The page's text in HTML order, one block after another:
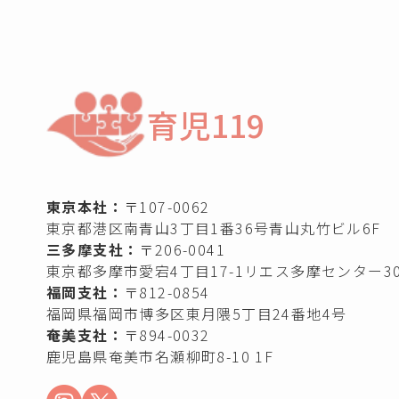
育児119
東京本社： 〒107-0062
東京都港区南青山3丁目1番36号青山丸竹ビル6F
三多摩支社： 〒206-0041
東京都多摩市愛宕4丁目17-1リエス多摩センター
福岡支社： 〒812-0854
福岡県福岡市博多区東月隈5丁目24番地4号
奄美支社： 〒894-0032
鹿児島県奄美市名瀬柳町8-10 1F